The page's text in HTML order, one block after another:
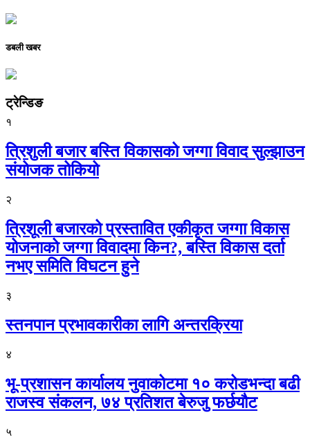
डबली खबर
ट्रेन्डिङ
१
त्रिशुली बजार बस्ति विकासको जग्गा विवाद सुल्झाउन
संयोजक तोकियो
२
त्रिशूली बजारको प्रस्तावित एकीकृत जग्गा विकास
योजनाको जग्गा विवादमा किन?, बस्ति विकास दर्ता
नभए समिति विघटन हुने
३
स्तनपान प्रभावकारीका लागि अन्तरक्रिया
४
भू-प्रशासन कार्यालय नुवाकोटमा १० करोडभन्दा बढी
राजस्व संकलन, ७४ प्रतिशत बेरुजु फर्छयौट
५